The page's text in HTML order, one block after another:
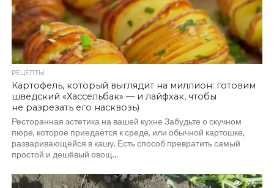
РЕЦЕПТЫ
Картофель, который выглядит на миллион: готовим
шведский «Хассельбак» — и лайфхак, чтобы
не разрезать его насквозь)
Ресторанная эстетика на вашей кухне Забудьте о скучном
пюре, которое приедается к среде, или обычной картошке,
разваривающейся в кашу. Есть способ превратить самый
простой и дешёвый овощ...
305